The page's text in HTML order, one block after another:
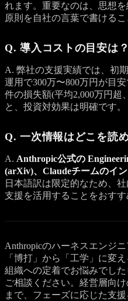
れます。重要なのは、思想
原則を自社の言葉で書けるこ
Q. 導入コストの目安は？
A. 弊社の支援実績では、初
運用で300万〜800万円が目
件の損失額(平均2,000万円超
と、投資対効果は明確です。
Q. 一次情報はどこを読
A. Anthropic公式の
(arXiv)、Claudeチームのイ
日本語訳は限定的なため、
支援を活用することをおすす
Anthropicのハーネスエンジ
「博打」から「工学」に変
組織への定着でお悩みでした
ご相談ください。経営層向
まで、フェーズに応じた支援